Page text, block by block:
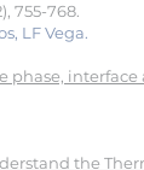
755-768.
LF Vega.
phase,
the